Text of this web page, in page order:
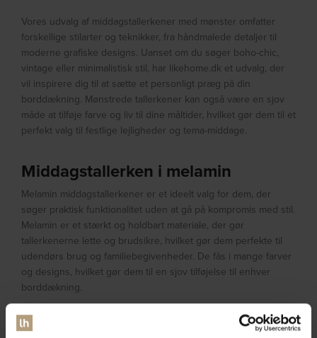
Vores udvalg af middagstallerkener med mønster omfatter
forskellige stilarter og teknikker, fra håndmalede detaljer til
moderne grafiske designs. Uanset om du søger boho-chic,
vintage eller minimalistisk stil, har likehome.dk et udvalg, der
vil inspirere dig til at sætte et personligt præg på din
borddækning. Mønstrede tallerkener kan også være en sjov
måde at tilføje farve og liv til dine måltider, hvilket gør dem til et
perfekt valg til festlige lejligheder og tema-middage.
Middagstallerken i melamin
Melamin middagstallerkener er et ideelt valg for dem, der
søger praktisk funktionalitet uden at gå på kompromis med stil.
Melamin er et stærkt og holdbart materiale, der gør
tallerkenerne lette og brudsikre, hvilket gør dem perfekte til
udendørs brug og familiebegivenheder. De fås i mange farver
og designs, hvilket gør dem til en sjov tilføjelse til enhver
borddækning.
Du kan finde melamin middagstallerkener i et væld af farver og
mønstre hos likehome.dk. Disse tallerkener er ideelle til